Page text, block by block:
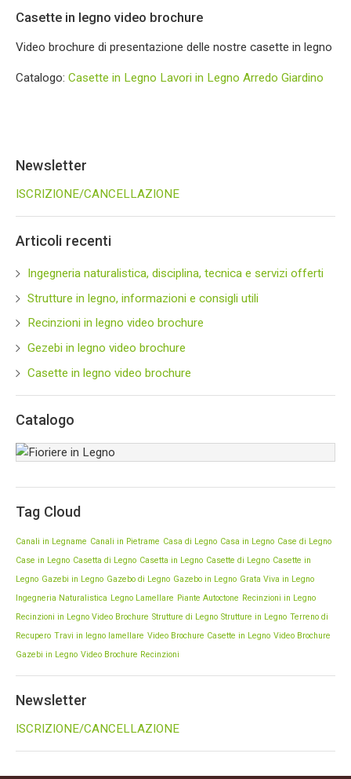
Casette in legno video brochure
Video brochure di presentazione delle nostre casette in legno
Catalogo: Casette in Legno Lavori in Legno Arredo Giardino
Newsletter
ISCRIZIONE/CANCELLAZIONE
Articoli recenti
Ingegneria naturalistica, disciplina, tecnica e servizi offerti
Strutture in legno, informazioni e consigli utili
Recinzioni in legno video brochure
Gezebi in legno video brochure
Casette in legno video brochure
Catalogo
Fioriere in Legno
Nel vostro giardino la scelta delle nostre fioriere in
legno, sono realizzate modelli forme diverse.
Tag Cloud
Canali in Legname Canali in Pietrame Casa di Legno Casa in Legno Case di Legno
Case in Legno Casetta di Legno Casetta in Legno Casette di Legno Casette in
Legno Gazebi in Legno Gazebo di Legno Gazebo in Legno Grata Viva in Legno
Ingegneria Naturalistica Legno Lamellare Piante Autoctone Recinzioni in Legno
Recinzioni in Legno Video Brochure Strutture di Legno Strutture in Legno Terreno di
Recupero Travi in legno lamellare Video Brochure Casette in Legno Video Brochure
Gazebi in Legno Video Brochure Recinzioni
Newsletter
ISCRIZIONE/CANCELLAZIONE